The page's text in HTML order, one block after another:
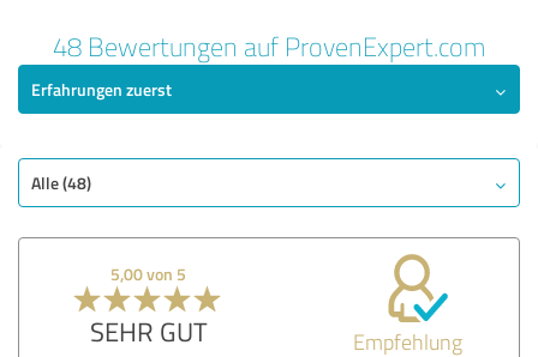
5,00 von 5
Qualität
Beratung
Bewertung anzeigen
48 Bewertungen auf ProvenExpert.com
Erfahrungen zuerst
Alle (48)
5,00 von 5
SEHR GUT Empfehlung